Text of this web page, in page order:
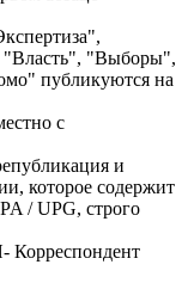
"Власть", "Выборы",
публикуются на
с
и
которое содержит
/ UPG, строго
Корреспондент